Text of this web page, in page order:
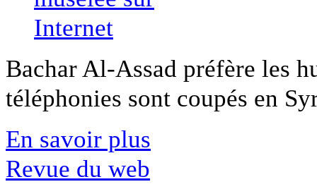
Bachar Al-Assad préfère les
téléphonies sont coupés en
En savoir plus
Revue du web